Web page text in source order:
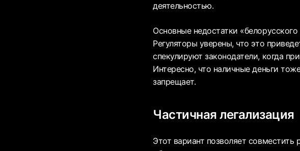
деятельностью.
Основные недостатки
Регуляторы уверены, что это
спекулируют законодатели, когда
Интересно, что наличные деньги
запрещает.
Частичная легализация
Этот вариант позволяет